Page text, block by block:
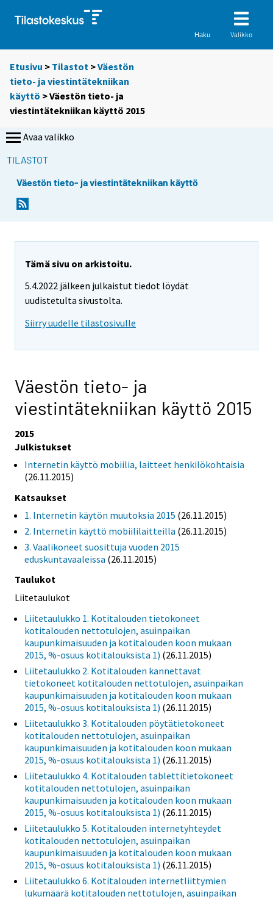
Haku Valikko
Etusivu > Tilastot >Väestön
tieto- ja viestintätekniikan
käyttö > Väestön tieto- ja
viestintätekniikan käyttö 2015
Avaa valikko
TILASTOT
Väestön tieto- ja viestintätekniikan käyttö
Tämä sivu on arkistoitu.
5.4.2022 jälkeen julkaistut tiedot löydät
uudistetulta sivustolta.
Siirry uudelle tilastosivulle
Väestön tieto- ja
viestintätekniikan käyttö 2015
2015
Julkistukset
Internetin käyttö mobiilia, laitteet henkilökohtaisia
(26.11.2015)
Katsaukset
1. Internetin käytön muutoksia 2015 (26.11.2015)
2. Internetin käyttö mobiililaitteilla (26.11.2015)
3. Vaalikoneet suosittuja vuoden 2015
eduskuntavaaleissa (26.11.2015)
Taulukot
Liitetaulukot
Liitetaulukko 1. Kotitalouden tietokoneet
kotitalouden nettotulojen, asuinpaikan
kaupunkimaisuuden ja kotitalouden koon mukaan
2015, %-osuus kotitalouksista 1) (26.11.2015)
Liitetaulukko 2. Kotitalouden kannettavat
tietokoneet kotitalouden nettotulojen, asuinpaikan
kaupunkimaisuuden ja kotitalouden koon mukaan
2015, %-osuus kotitalouksista 1) (26.11.2015)
Liitetaulukko 3. Kotitalouden pöytätietokoneet
kotitalouden nettotulojen, asuinpaikan
kaupunkimaisuuden ja kotitalouden koon mukaan
2015, %-osuus kotitalouksista 1) (26.11.2015)
Liitetaulukko 4. Kotitalouden tablettitietokoneet
kotitalouden nettotulojen, asuinpaikan
kaupunkimaisuuden ja kotitalouden koon mukaan
2015, %-osuus kotitalouksista 1) (26.11.2015)
Liitetaulukko 5. Kotitalouden internetyhteydet
kotitalouden nettotulojen, asuinpaikan
kaupunkimaisuuden ja kotitalouden koon mukaan
2015, %-osuus kotitalouksista 1) (26.11.2015)
Liitetaulukko 6. Kotitalouden internetliittymien
lukumäärä kotitalouden nettotulojen, asuinpaikan